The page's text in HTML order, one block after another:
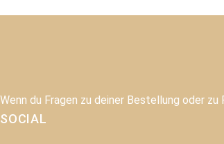
Wenn du Fragen zu deiner Bestellung oder
SOCIAL